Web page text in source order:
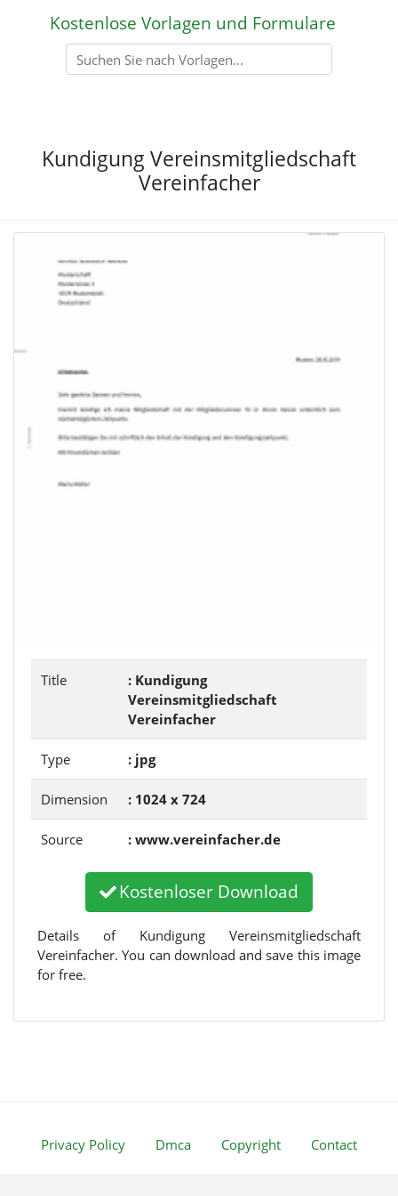
Kostenlose Vorlagen und Formulare
Kundigung Vereinsmitgliedschaft
Vereinfacher
Title
: Kundigung
Vereinsmitgliedschaft
Vereinfacher
Type : jpg
Dimension : 1024 x 724
Source : www.vereinfacher.de
Kostenloser Download
Details of Kundigung Vereinsmitgliedschaft
Vereinfacher. You can download and save this image
for free.
Privacy Policy Dmca Copyright Contact